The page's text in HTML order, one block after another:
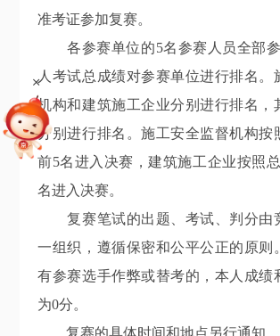
准考证参加复赛。
各参赛单位的5名参赛人员全部
人考试总成绩对参赛单位进行排名。
机构和建筑施工企业分别进行排名，
分别进行排名。施工安全监督机构按
前5名进入决赛，建筑施工企业按照
名进入决赛。
复赛笔试的出题、考试、判分由
一组织，遵循保密和公平公正的原则
有参赛选手作弊或替考的，本人成绩
为0分。
+